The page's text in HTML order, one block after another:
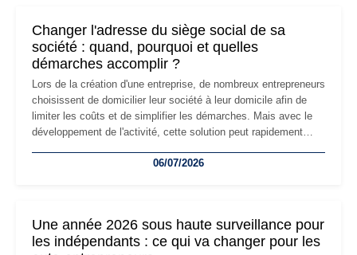
Changer l'adresse du siège social de sa
société : quand, pourquoi et quelles
démarches accomplir ?
Lors de la création d'une entreprise, de nombreux entrepreneurs
choisissent de domicilier leur société à leur domicile afin de
limiter les coûts et de simplifier les démarches. Mais avec le
développement de l'activité, cette solution peut rapidement
professionnels, recrutement, image de marque… Le
06/07/2026
Une année 2026 sous haute surveillance pour
les indépendants : ce qui va changer pour les